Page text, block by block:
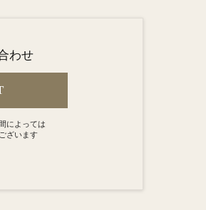
わせ
によっては
ざいます